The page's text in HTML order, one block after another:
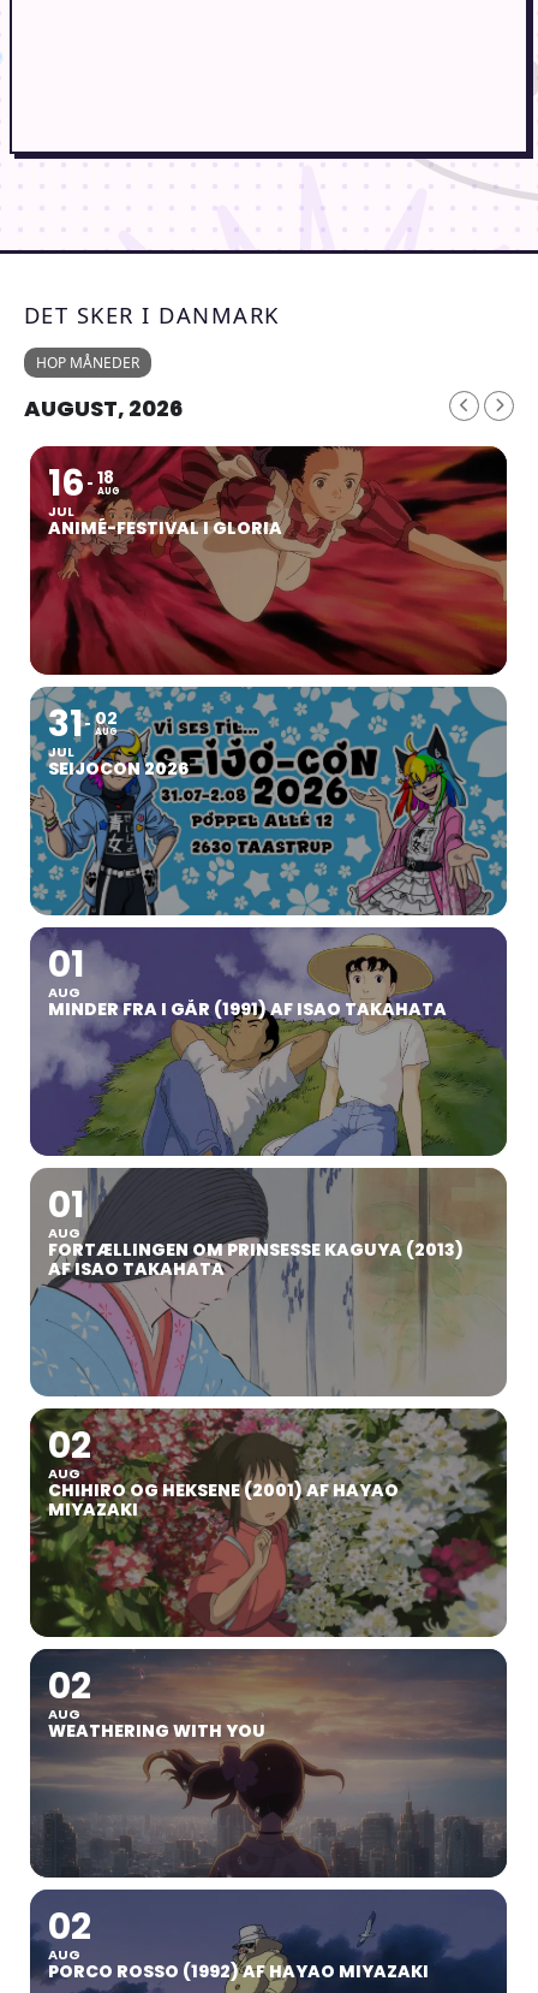
DET SKER I DANMARK
HOP MÅNEDER
AUGUST, 2026
16
JUL
18
AUG
ANIMÉ-FESTIVAL I GLORIA
31
JUL
02
AUG
SEIJOCON 2026
01
AUG
MINDER FRA I GÅR (1991) AF ISAO TAKAHATA
01
AUG
FORTÆLLINGEN OM PRINSESSE KAGUYA (2013)
AF ISAO TAKAHATA
02
AUG
CHIHIRO OG HEKSENE (2001) AF HAYAO
MIYAZAKI
02
AUG
WEATHERING WITH YOU
02
AUG
PORCO ROSSO (1992) AF HAYAO MIYAZAKI